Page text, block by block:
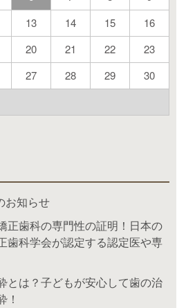
13 14 15
16
20 21 22
23
27 28 29
30
お知らせ
正歯科の専門性の証明！日本の
歯科学会が認定する認定医や専
とは？子どもが安心して歯の治
！